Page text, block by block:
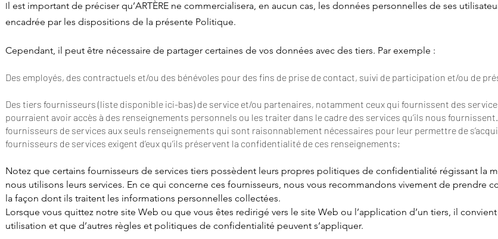
Il est important de préciser qu’ARTÈRE ne commercialisera, en aucun cas, les données personnelles de ses
encadrée par les dispositions de la présente Politique.
Cependant, il peut être nécessaire de partager certaines de vos données avec des tiers. Par exemple :
Des employés, des contractuels et/ou des bénévoles pour des fins de prise de contact, suivi de participation et/ou de
Des tiers fournisseurs (liste disponible ici-bas) de service et/ou partenaires, notamment ceux qui fournissent des
pourraient avoir accès à des renseignements personnels ou les traiter dans le cadre des services qu’ils nous
fournisseurs de services aux seuls renseignements qui sont raisonnablement nécessaires pour leur permettre de
fournisseurs de services exigent d’eux qu’ils préservent la confidentialité de ces renseignements;
Notez que certains fournisseurs de services tiers possèdent leurs propres politiques de confidentialité régissant la
nous utilisons leurs services. En ce qui concerne ces fournisseurs, nous vous recommandons vivement de
la façon dont ils traitent les informations personnelles collectées.
Lorsque vous quittez notre site Web ou que vous êtes redirigé vers le site Web ou l’application d’un tiers, il
utilisation et que d’autres règles et politiques de confidentialité peuvent s’appliquer.